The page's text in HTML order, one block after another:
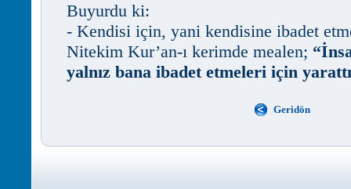
Buyurdu ki:
- Kendisi için, yani kendisine ibadet
Nitekim Kur’an-ı kerimde mealen;
yalnız bana ibadet etmeleri için
Geridön